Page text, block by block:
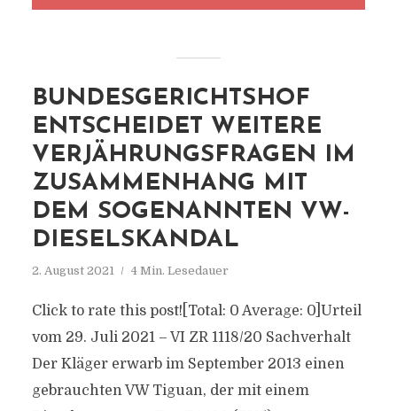
BUNDESGERICHTSHOF
ENTSCHEIDET WEITERE
VERJÄHRUNGSFRAGEN IM
ZUSAMMENHANG MIT
DEM SOGENANNTEN VW-
DIESELSKANDAL
2. August 2021 4 Min. Lesedauer
Click to rate this post![Total: 0 Average: 0]Urteil
vom 29. Juli 2021 – VI ZR 1118/20 Sachverhalt
Der Kläger erwarb im September 2013 einen
gebrauchten VW Tiguan, der mit einem